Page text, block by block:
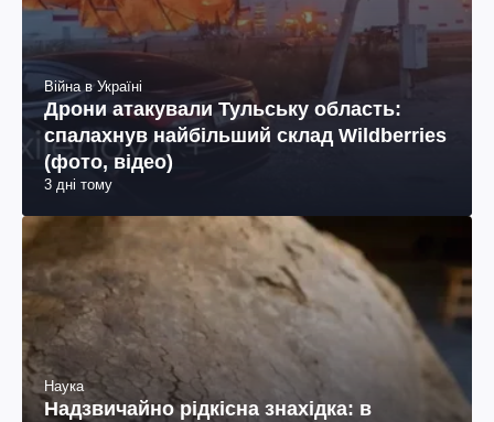
Війна в Україні
Дрони атакували Тульську область:
спалахнув найбільший склад Wildberries
(фото, відео)
3 дні тому
Наука
Надзвичайно рідкісна знахідка: в